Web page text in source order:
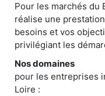
Pour les marchés du
réalise une
besoins et vos
privilégiant les
Nos domaines
pour les entreprises
Loire :